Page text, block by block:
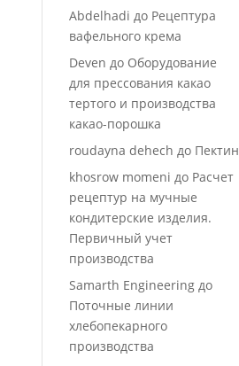
Abdelhadi до Рецептура
вафельного крема
Deven до Оборудование
для прессования какао
тертого и производства
какао-порошка
roudayna dehech до Пектин
khosrow momeni до Расчет
рецептур на мучные
кондитерские изделия.
Первичный учет
производства
Samarth Engineering до
Поточные линии
хлебопекарного
производства